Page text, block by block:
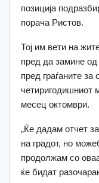
позиција
порача Ристов.
Тој им вети на
пред да замине
пред граѓаните за
четиригодишниот
месец октомври.
„Ќе дадам отчет
на градот, но
продолжам со
ќе бидат